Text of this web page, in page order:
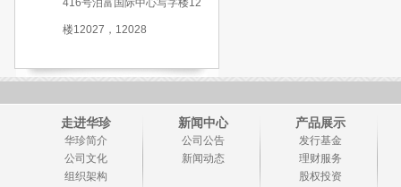
416号泊富国际中心写字楼12
楼12027，12028
走进华珍
华珍简介
公司文化
组织架构
新闻中心
公司公告
新闻动态
产品展示
发行基金
理财服务
股权投资